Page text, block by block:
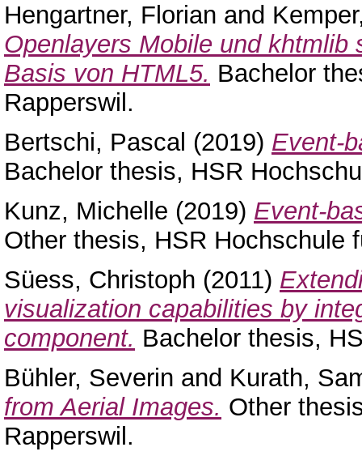
Hengartner, Florian and
Openlayers Mobile und
Basis von HTML5. Bachelor
Rapperswil.
Bertschi, Pascal (2019) Event-
Bachelor thesis, HSR
Kunz, Michelle (2019) Event-
Other thesis, HSR Hochschule
Süess, Christoph (2011)
visualization capabilities by
component. Bachelor thesis,
Bühler, Severin and Kurath,
from Aerial Images. Other
Rapperswil.